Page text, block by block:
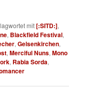
mit[:SITD:],
, Blackfield Festival,
,Gelsenkirchen,
,Merciful Nuns,Mono
, Rabia Sorda,